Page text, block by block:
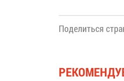
Поделиться